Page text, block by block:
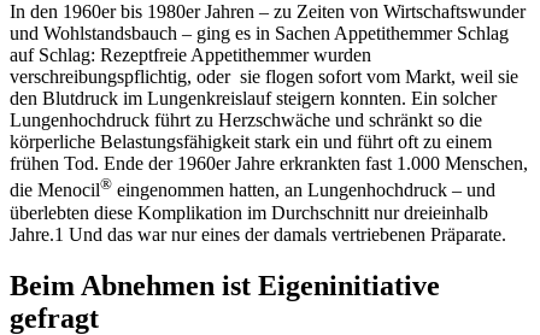
In den 1960er bis 1980er Jahren – zu Zeiten von Wirtschafts­wunder
und Wohlstandsbauch – ging es in Sachen Appetithemmer Schlag
auf Schlag: Rezeptfreie Appetithemmer wurden
verschreibungspflichtig, oder sie flogen sofort vom Markt, weil sie
den Blutdruck im Lungenkreislauf steigern konnten. Ein solcher
Lungenhochdruck führt zu Herzschwäche und schränkt so die
körperliche Belastungsfähigkeit stark ein und führt oft zu einem
frühen Tod. Ende der 1960er Jahre erkrankten fast 1.000 Menschen,
die Menocil® eingenommen hatten, an Lungenhochdruck – und
überlebten diese Komplikation im Durchschnitt nur dreieinhalb
Jahre.1 Und das war nur eines der damals vertriebenen Präparate.
Beim Abnehmen ist Eigeninitiative
gefragt